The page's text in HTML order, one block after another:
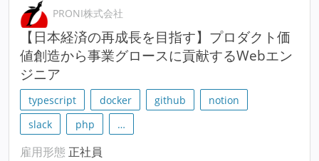
PRONI株式会社
【日本経済の再成長を目指す】プロダクト価
値創造から事業グロースに貢献するWebエン
ジニア
typescript docker github
notion
slack
php …
雇用形態 正社員